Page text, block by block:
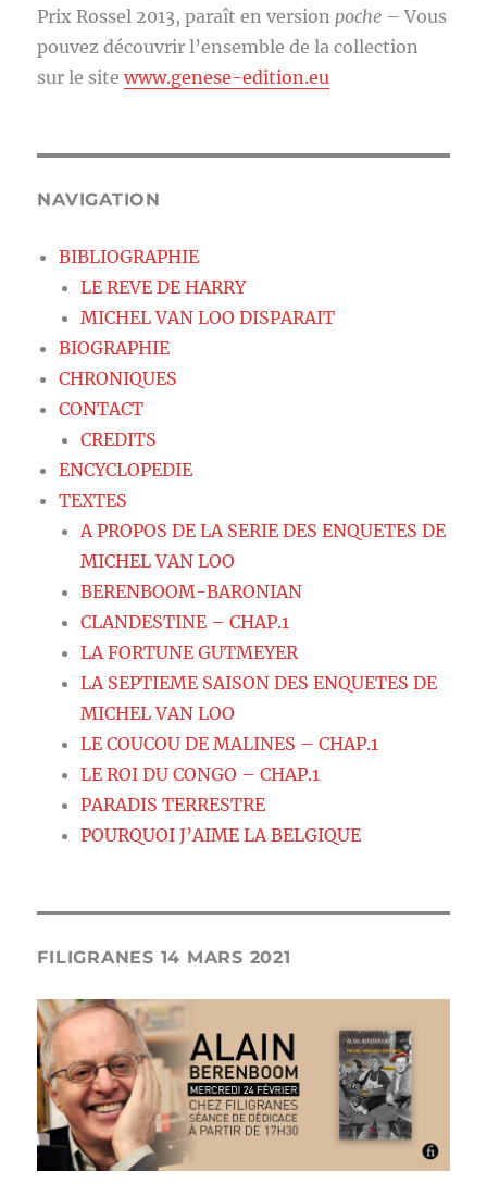
Prix Rossel 2013, paraît en version poche – Vous
pouvez découvrir l’ensemble de la collection
sur le sitewww.genese-edition.eu
NAVIGATION
BIBLIOGRAPHIE
LE REVE DE HARRY
MICHEL VAN LOO DISPARAIT
BIOGRAPHIE
CHRONIQUES
CONTACT
CREDITS
ENCYCLOPEDIE
TEXTES
A PROPOS DE LA SERIE DES ENQUETES DE
MICHEL VAN LOO
BERENBOOM-BARONIAN
CLANDESTINE – CHAP.1
LA FORTUNE GUTMEYER
LA SEPTIEME SAISON DES ENQUETES DE
MICHEL VAN LOO
LE COUCOU DE MALINES – CHAP.1
LE ROI DU CONGO – CHAP.1
PARADIS TERRESTRE
POURQUOI J’AIME LA BELGIQUE
FILIGRANES 14 MARS 2021